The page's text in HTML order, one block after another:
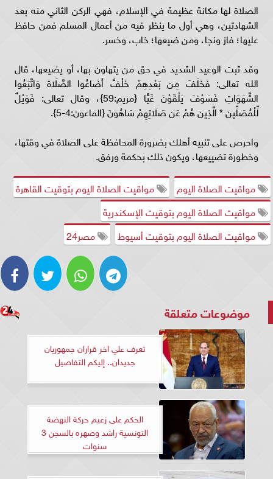
الصلاة لها مكانة عظيمة في الإسلام، فهي الركن الثاني منه بعد
الشهادتين، وهي أول ما ينظر فيه من أعمال المسلم فمن حافظ
عليها؛ فاز ونجا، ومن ضيعها؛ خاب، وخسر.
وقد ثبت الوعيد الشديد في حق من يتهاون بها، أو يضيعها، قال
الله تعالى: فَخَلَفَ مِن بَعْدِهِمْ خَلْفٌ أَضَاعُوا الصَّلَاةَ وَاتَّبَعُوا
الشَّهَوَاتِ فَسَوْفَ يَلْقَوْنَ غَيًّا {مريم:59}، وقال تعالى: فَوَيْلٌ
لِّلْمُصَلِّينَ * الَّذِينَ هُمْ عَن صَلَاتِهِمْ سَاهُونَ {الماعون:4-5}.
واحرص على تنبيه أهلك بضرورة المحافظة على الصلاة في وقتها،
وخطورة تضييعها، ويكون ذلك بحكمة ورفق.
مواقيت الصلاة اليوم
مواقيت الصلاة اليوم بتوقيت القاهرة
مواقيت الصلاة اليوم بتوقيت الإسكندرية
مواقيت الصلاة اليوم بتوقيت أسيوط
مصر24
موضوعات متعلقة
تعرف علي اخر قراران جمهوريان
جديدان.. إليكم التفاصيل
الحكم على زعيم حركة النهضة
التونسية راشد وصهره بالسجن 3
سنوات